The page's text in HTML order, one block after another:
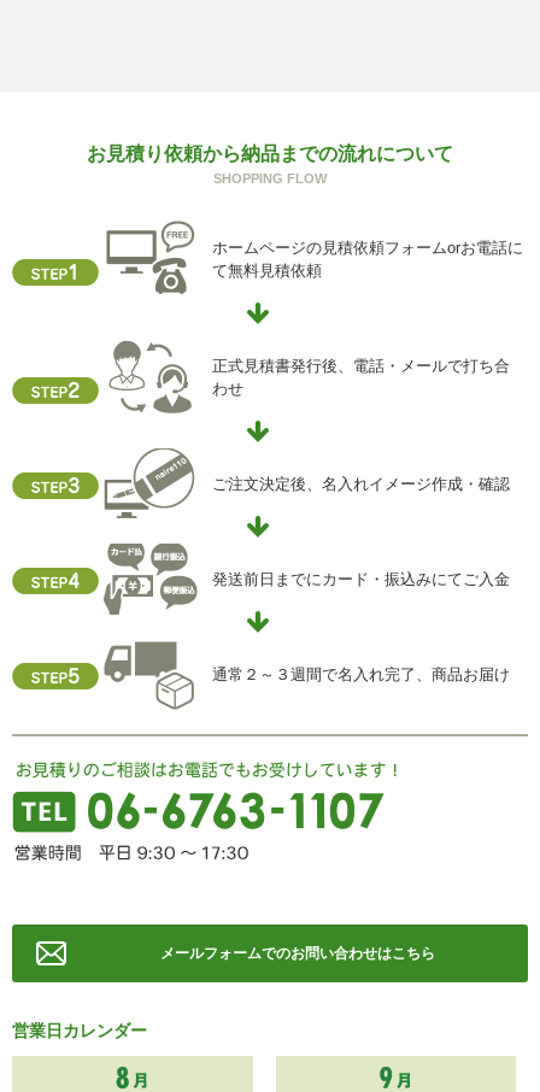
ご本人からの求めにより、当社が保有する保有個人データ
に関する開示、利用目的の通知、内容の訂正・追加または
供記録の開示(以下、開示等という)に応じます。
開示等に応ずる窓口は、下記「当社の個人情報の取扱いに
関する苦情、相談等の問合せ先」を参照してください。
クッキーやウェブビーコン等を用いるなどして、本人が容
易に認識できない方法による個人情報の取得を行っており
ません。
i) 個人情報保護方針
当社ホームページの個人情報保護方針をご覧下さい
住所 ：大阪市中央区瓦屋町2-13-5
TEL ： 06-6763-5415
FAX ： 06-6763-0829
お見積り依頼から納品までの流れについて
SHOPPING FLOW
ホームページの見積依頼フォームorお電話に
て無料見積依頼
正式見積書発行後、電話・メールで打ち合
わせ
ご注文決定後、名入れイメージ作成・確認
発送前日までにカード・振込みにてご入金
通常２～３週間で名入れ完了、商品お届け
メールフォームでのお問い合わせはこちら
営業日カレンダー